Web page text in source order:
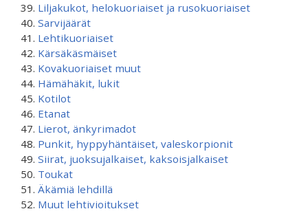
Liljakukot, helokuoriaiset ja rusokuoriaiset
Sarvijäärät
Lehtikuoriaiset
Kärsäkäsmäiset
Kovakuoriaiset muut
Hämähäkit, lukit
Kotilot
Etanat
Lierot, änkyrimadot
Punkit, hyppyhäntäiset, valeskorpionit
Siirat, juoksujalkaiset, kaksoisjalkaiset
Toukat
Äkämiä lehdillä
Muut lehtivioitukset